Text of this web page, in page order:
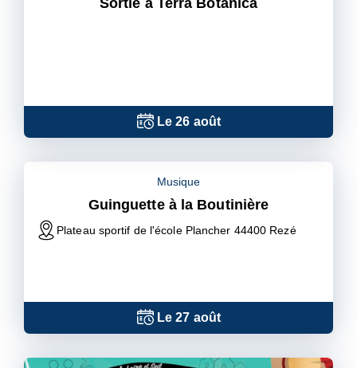
Sortie à Terra Botanica
Le26 août
Guinguette à la Boutinière
Musique
Plateau sportif de l'école Plancher 44400 Rezé
Le27 août